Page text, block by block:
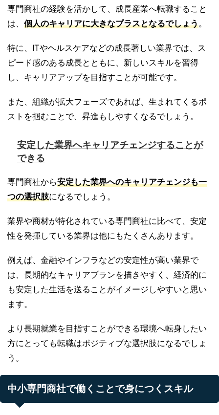
専門商社の経験を活かして、成長産業へ転職すること
は、 個人のキャリアに大きなプラスとなるでしょう。
特に、ITやヘルスケアなどの成長著しい業界では、ス
ピード感のある成長とともに、新しいスキルを習得
し、キャリアアップを目指すことが可能です。
また、組織が拡大フェーズであれば、生まれてくるポ
ストを掴むことで、昇進もしやすくなるでしょう。
安定した業界へキャリアチェンジすることが
できる
専門商社から安定した業界へのキャリアチェンジも一
つの選択肢になるでしょう。
業界や商材が特化されている専門商社に比べて、安定
性を発揮している業界は他にもたくさんあります。
例えば、金融やインフラなどの安定性が高い業界で
は、長期的なキャリアプランを描きやすく、経済的に
も安定した生活を送ることがイメージしやすいと思い
ます。
より長期就業を目指すことができる環境へ転身したい
方にとっても転職はポジティブな選択肢になるでしょ
う。
中小専門商社で働くことで身につくスキル